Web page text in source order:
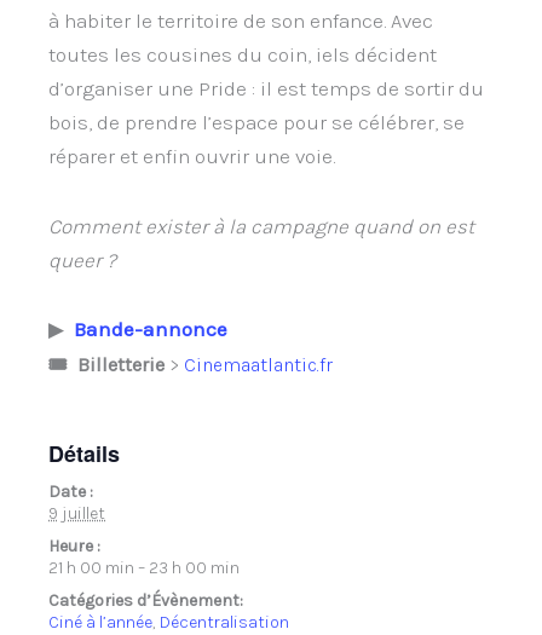
à habiter le territoire de son enfance. Avec
toutes les cousines du coin, iels décident
d’organiser une Pride : il est temps de sortir du
bois, de prendre l’espace pour se célébrer, se
réparer et enfin ouvrir une voie.
Comment exister à la campagne quand on est
queer ?
▶ Bande-annonce
🎟 Billetterie > Cinemaatlantic.fr
Détails
Date :
9 juillet
Heure :
21 h 00 min – 23 h 00 min
Catégories d’Évènement:
Ciné à l’année, Décentralisation